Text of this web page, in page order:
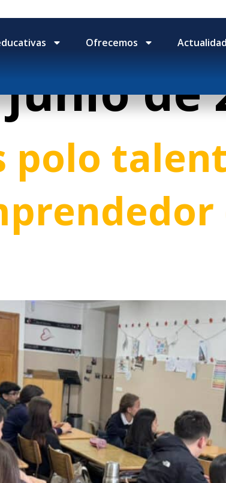
Ofrecemos
de
polo